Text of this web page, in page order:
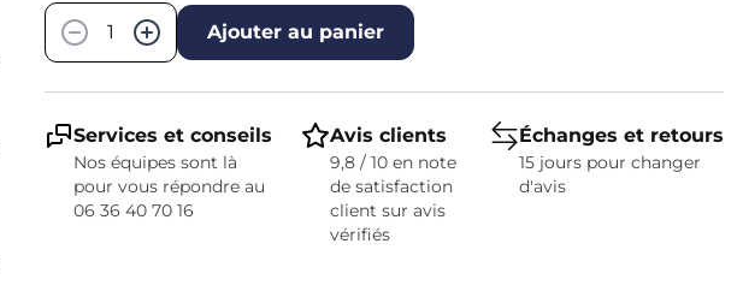
−
+ Ajouter au panier
Services et conseils
Nos équipes sont là
pour vous répondre au
06 36 40 70 16
Avis clients
9,8 / 10 en note
de satisfaction
client sur avis
vérifiés
Échanges et retours
15 jours pour changer
d'avis